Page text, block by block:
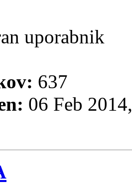
uporabnik
637
06 Feb